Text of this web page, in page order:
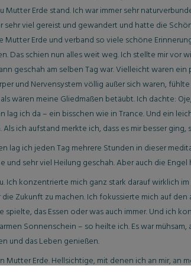
Erde stand. Ich war immer sehr
sehr viel gereist und gewandert und hatte die
Mutter Erde und verband so viele schöne
Das schien nun alles weit weg. Ich stellte mir vor
geschah am selben Tag war. Vielleicht waren ein
und Nervensystem völlig außer sich waren,
wären meine Gliedmaßen betäubt. Ich dachte:
ich da – ein bisschen wie in Trance. Und ein
ich aufstand merkte ich, dass es mir besser
lag ich jeden Tag mehrere Stunden in dieser
sehr viel Heilung geschah. Aber auch die Engel
Ich konzentrierte mich ganz stark darauf wirklich
Zukunft zu machen. Ich fokussierte mich auf
das Essen oder was auch immer. Und ich
Sonnenschein – so heilte ich. Es war
und das Leben genießen.
Erde. Hellsichtige, mit denen ich an mir, an